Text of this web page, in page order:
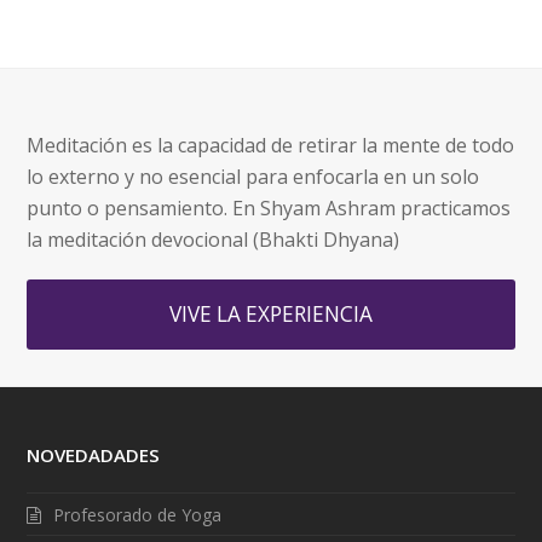
Meditación es la capacidad de retirar la mente de todo
lo externo y no esencial para enfocarla en un solo
punto o pensamiento. En Shyam Ashram practicamos
la meditación devocional (Bhakti Dhyana)
VIVE LA EXPERIENCIA
NOVEDADADES
Profesorado de Yoga